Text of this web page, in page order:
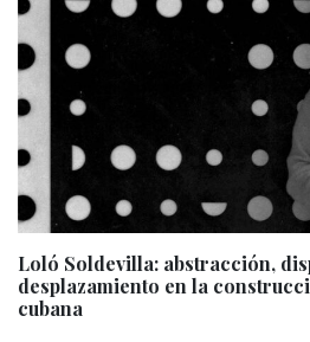
Loló Soldevilla: abstracción,
desplazamiento en la
cubana